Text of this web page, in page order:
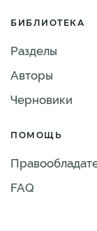
БИБЛИОТЕКА
Разделы
Авторы
Черновики
ПОМОЩЬ
FAQ